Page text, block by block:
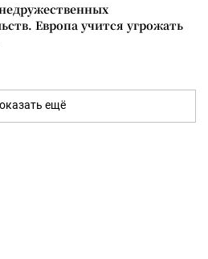
Европа учится угрожать
ещё